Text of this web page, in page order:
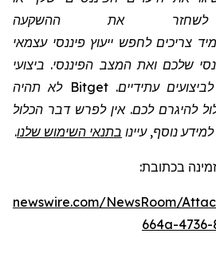
את ההשקעה
צריכים לחפש ייעוץ פיננסי עצמאי
שלכם ואת המצב הפיננסי. ביצועי
העבר אינם מדד אמין לביצועים עתידיים. Bitget לא תהיה
להיגרם לכם. אין לפרש דבר הכלול
נוסף, עיינו בתנאי השימוש שלנו.
זמינה בכתובת:
NewsRoom/
664a-